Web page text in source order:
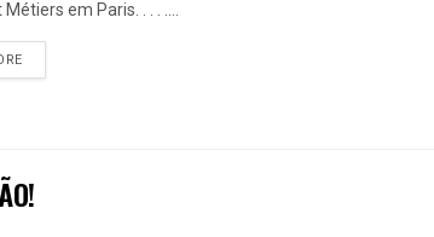
em Paris. . . . ....
DETAILS